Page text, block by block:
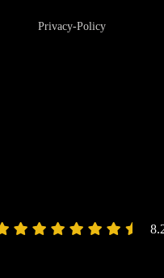
Privacy-Policy